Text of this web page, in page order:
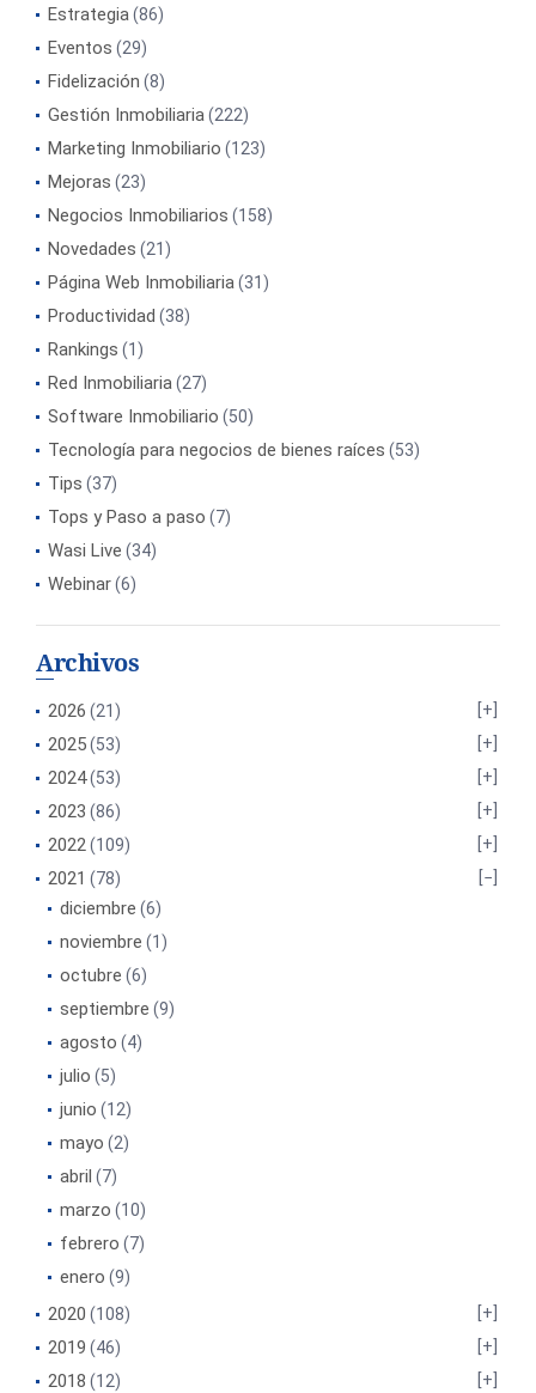
Estrategia(86)
Eventos (29)
Fidelización (8)
Gestión Inmobiliaria(222)
Marketing Inmobiliario (123)
Mejoras (23)
Negocios Inmobiliarios (158)
Novedades (21)
Página Web Inmobiliaria(31)
Productividad (38)
Rankings (1)
Red Inmobiliaria(27)
Software Inmobiliario (50)
Tecnología para negocios de bienes raíces (53)
Tips (37)
Tops y Paso a paso (7)
Wasi Live (34)
Webinar(6)
Archivos
2026 (21)
2025(53)
2024(53)
2023 (86)
2022(109)
2021 (78)
diciembre (6)
noviembre (1)
octubre (6)
septiembre (9)
agosto (4)
julio (5)
junio (12)
mayo (2)
abril (7)
marzo (10)
febrero (7)
enero (9)
2020 (108)
2019 (46)
2018 (12)